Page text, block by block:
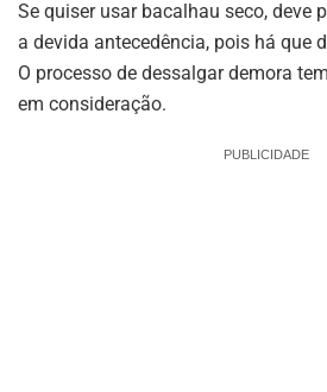
Se quiser usar bacalhau seco, deve
a devida antecedência, pois há que
O processo de dessalgar demora
em consideração.
PUBLICIDADE